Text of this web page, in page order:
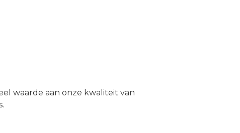
waarde aan onze kwaliteit van